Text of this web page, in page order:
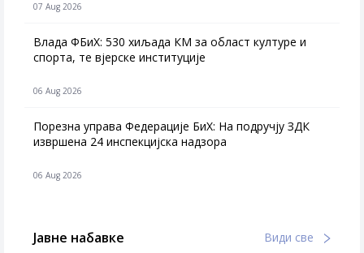
07 Aug 2026
Влада ФБиХ: 530 хиљада КМ за област културе и
спорта, те вјерске институције
06 Aug 2026
Порезна управа Федерације БиХ: На подручју ЗДК
извршена 24 инспекцијска надзора
06 Aug 2026
Јавне набавке Види све